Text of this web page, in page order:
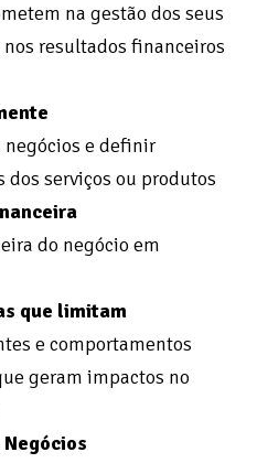
na gestão dos seus
resultados financeiros
negócios e definir
dos serviços ou produtos
do negócio em
que limitam
e comportamentos
geram impactos no